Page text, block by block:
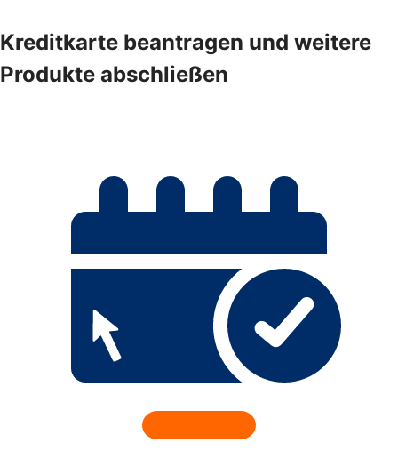
Kreditkarte beantragen und weitere
Produkte abschließen